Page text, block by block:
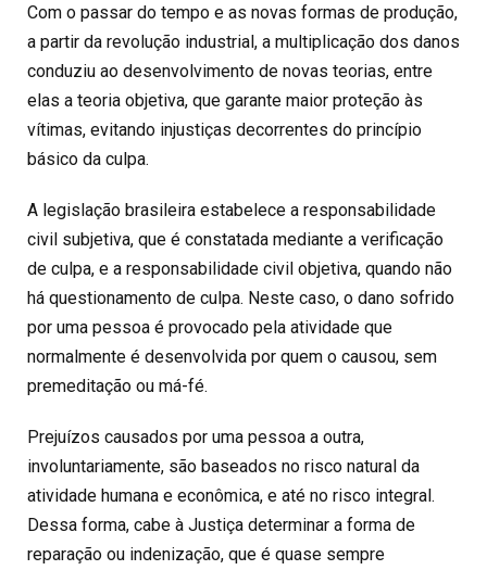
Com o passar do tempo e as novas formas de produção,
a partir da revolução industrial, a multiplicação dos danos
conduziu ao desenvolvimento de novas teorias, entre
elas a teoria objetiva, que garante maior proteção às
vítimas, evitando injustiças decorrentes do princípio
básico da culpa.
A legislação brasileira estabelece a responsabilidade
civil subjetiva, que é constatada mediante a verificação
de culpa, e a responsabilidade civil objetiva, quando não
há questionamento de culpa. Neste caso, o dano sofrido
por uma pessoa é provocado pela atividade que
normalmente é desenvolvida por quem o causou, sem
premeditação ou má-fé.
Prejuízos causados por uma pessoa a outra,
involuntariamente, são baseados no risco natural da
atividade humana e econômica, e até no risco integral.
Dessa forma, cabe à Justiça determinar a forma de
reparação ou indenização, que é quase sempre